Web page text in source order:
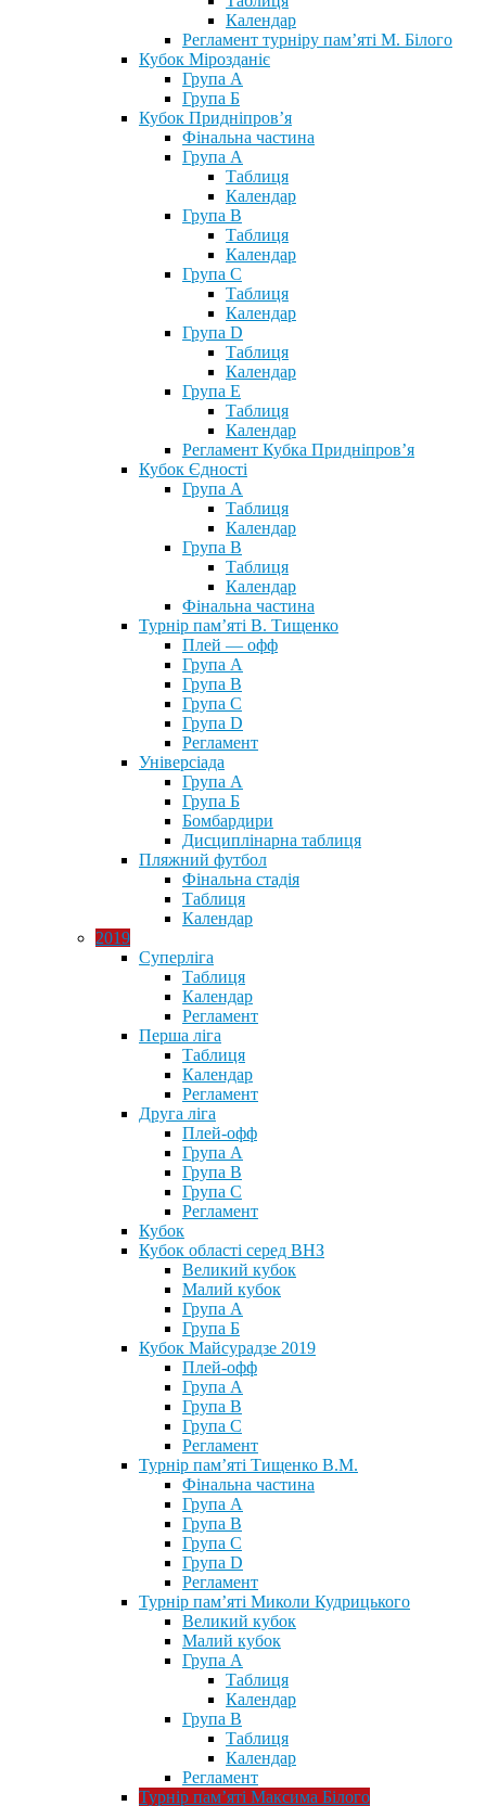
Календар
Регламент турніру пам’яті М. Білого
Кубок Мірозданіє
Група А
Група Б
Кубок Придніпров’я
Фінальна частина
Група А
Таблиця
Календар
Група В
Таблиця
Календар
Група С
Таблиця
Календар
Група D
Таблиця
Календар
Група Е
Таблиця
Календар
Регламент Кубка Придніпров’я
Кубок Єдності
Група А
Таблиця
Календар
Група В
Таблиця
Календар
Фінальна частина
Турнір пам’яті В. Тищенко
Плей — офф
Група А
Група B
Група С
Група D
Регламент
Універсіада
Група А
Група Б
Бомбардири
Дисциплінарна таблиця
Пляжний футбол
Фінальна стадія
Таблиця
Календар
2019
Суперліга
Таблиця
Календар
Регламент
Перша ліга
Таблиця
Календар
Регламент
Друга ліга
Плей-офф
Група А
Група В
Група С
Регламент
Кубок
Кубок області серед ВНЗ
Великий кубок
Малий кубок
Група А
Група Б
Кубок Майсурадзе 2019
Плей-офф
Група А
Група В
Група С
Регламент
Турнір пам’яті Тищенко В.М.
Фінальна частина
Група А
Група В
Група С
Група D
Регламент
Турнір пам’яті Миколи Кудрицького
Великий кубок
Малий кубок
Група А
Таблиця
Календар
Група В
Таблиця
Календар
Регламент
Турнір пам’яті Максима Білого